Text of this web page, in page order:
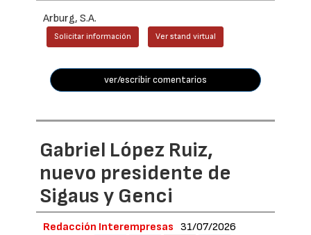
Arburg, S.A.
Solicitar información Ver stand virtual
ver/escribir comentarios
Gabriel López Ruiz,
nuevo presidente de
Sigaus y Genci
Redacción Interempresas 31/07/2026